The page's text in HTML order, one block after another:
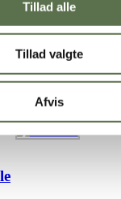
Tillad alle
Tillad valgte
Afvis
minutter eller til de
Opbevar
kan også laves